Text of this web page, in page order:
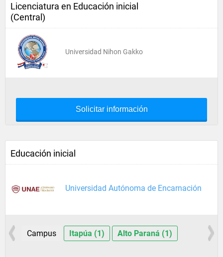
Licenciatura en Educación inicial
(Central)
Universidad Nihon Gakko
Solicitar información
Educación inicial
Universidad Autónoma de Encarnación
Campus Itapúa (1) Alto Paraná (1)